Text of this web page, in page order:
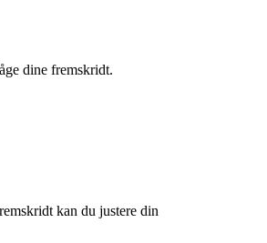
dine fremskridt.
kan du justere din